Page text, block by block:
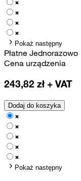
Pokaż następny
Płatne Jednorazowo
Cena urządzenia
243,82 zł + VAT
Dodaj do koszyka
Pokaż następny